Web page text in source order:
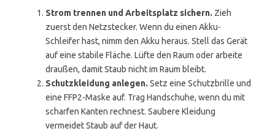
Strom trennen und Arbeitsplatz sichern. Zieh
zuerst den Netzstecker. Wenn du einen Akku-
Schleifer hast, nimm den Akku heraus. Stell das Gerät
auf eine stabile Fläche. Lüfte den Raum oder arbeite
draußen, damit Staub nicht im Raum bleibt.
Schutzkleidung anlegen. Setz eine Schutzbrille und
eine FFP2-Maske auf. Trag Handschuhe, wenn du mit
scharfen Kanten rechnest. Saubere Kleidung
vermeidet Staub auf der Haut.